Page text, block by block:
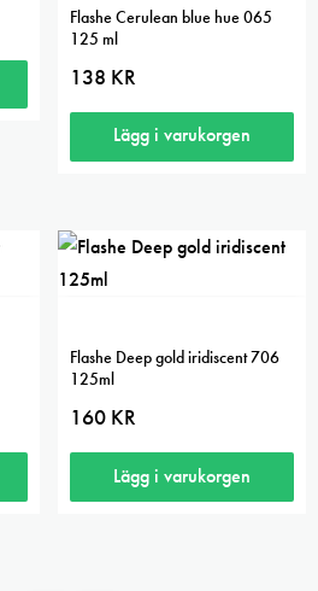
Flashe Cerulean blue hue 065
125 ml
138 KR
Lägg i varukorgen
Flashe Deep gold iridiscent 706
125ml
160 KR
Lägg i varukorgen